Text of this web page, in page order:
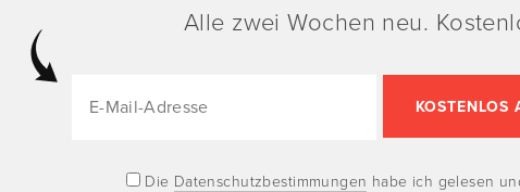
Alle zwei Wochen neu.
Die Datenschutzbestimmungen habe ich gelesen